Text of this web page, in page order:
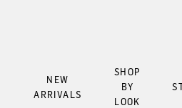
NEW
ARRIVALS
SHOP
BY
LOOK